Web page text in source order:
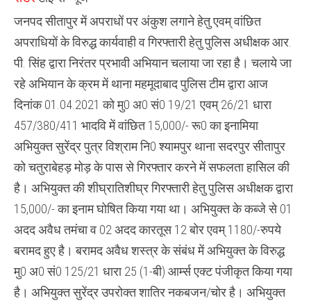
जनपद सीतापुर में अपराधों पर अंकुश लगाने हेतु एवम् वांछित
अपराधियों के विरुद्ध कार्यवाही व गिरफ्तारी हेतु पुलिस अधीक्षक आर.
पी. सिंह द्वारा निरंतर प्रभावी अभियान चलाया जा रहा है। चलाये जा
रहे अभियान के क्रम में थाना महमूदाबाद पुलिस टीम द्वारा आज
दिनांक 01.04.2021 को मु0 अ0 सं0 19/21 एवम् 26/21 धारा
457/380/411 भादवि में वांछित 15,000/- रू0 का इनामिया
अभियुक्त सुरेंद्र पुत्र विश्राम नि0 श्यामपुर थाना सदरपुर सीतापुर
को चतुराबेहड़ मोड़ के पास से गिरफ्तार करने में सफलता हासिल की
है। अभियुक्त की शीघ्रातिशीघ्र गिरफ्तारी हेतु पुलिस अधीक्षक द्वारा
15,000/- का इनाम घोषित किया गया था। अभियुक्त के कब्जे से 01
अदद अवैध तमंचा व 02 अदद कारतूस 12 बोर एवम् 1180/-रुपये
बरामद हुए है। बरामद अवैध शस्त्र के संबंध में अभियुक्त के विरुद्ध
मु0 अ0 सं0 125/21 धारा 25 (1-बी) आर्म्स एक्ट पंजीकृत किया गया
है। अभियुक्त सुरेंद्र उपरोक्त शातिर नकबजन/चोर है। अभियुक्त